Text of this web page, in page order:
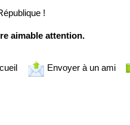
!
aimable attention.
Envoyer à un ami